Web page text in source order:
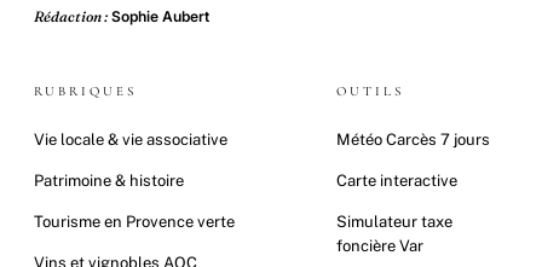
Rédaction : Sophie Aubert
RUBRIQUES
Vie locale & vie associative
Patrimoine & histoire
Tourisme en Provence verte
Vins et vignobles AOC
OUTILS
Météo Carcès 7 jours
Carte interactive
Simulateur taxe
foncière Var